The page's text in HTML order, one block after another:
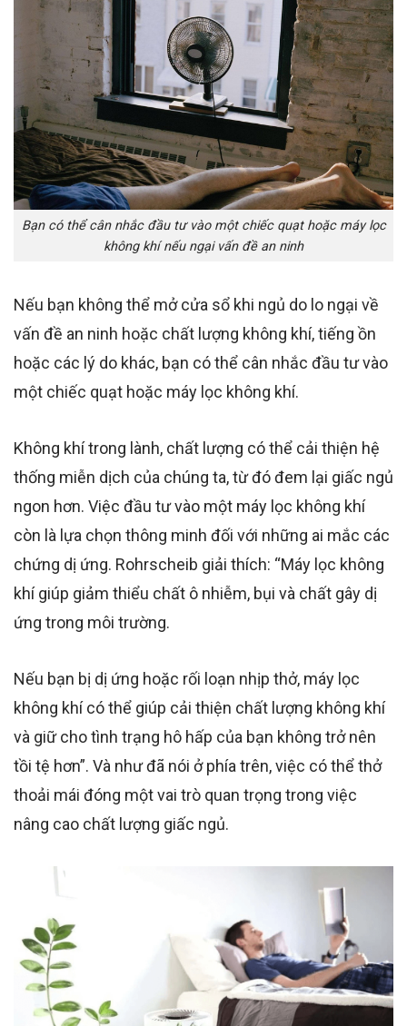
Bạn có thể cân nhắc đầu tư vào một chiếc quạt hoặc máy lọc
không khí nếu ngại vấn đề an ninh
Nếu bạn không thể mở cửa sổ khi ngủ do lo ngại về
vấn đề an ninh hoặc chất lượng không khí, tiếng ồn
hoặc các lý do khác, bạn có thể cân nhắc đầu tư vào
một chiếc quạt hoặc máy lọc không khí.
Không khí trong lành, chất lượng có thể cải thiện hệ
thống miễn dịch của chúng ta, từ đó đem lại giấc ngủ
ngon hơn. Việc đầu tư vào một máy lọc không khí
còn là lựa chọn thông minh đối với những ai mắc các
chứng dị ứng. Rohrscheib giải thích: “Máy lọc không
khí giúp giảm thiểu chất ô nhiễm, bụi và chất gây dị
ứng trong môi trường.
Nếu bạn bị dị ứng hoặc rối loạn nhịp thở, máy lọc
không khí có thể giúp cải thiện chất lượng không khí
và giữ cho tình trạng hô hấp của bạn không trở nên
tồi tệ hơn”. Và như đã nói ở phía trên, việc có thể thở
thoải mái đóng một vai trò quan trọng trong việc
nâng cao chất lượng giấc ngủ.